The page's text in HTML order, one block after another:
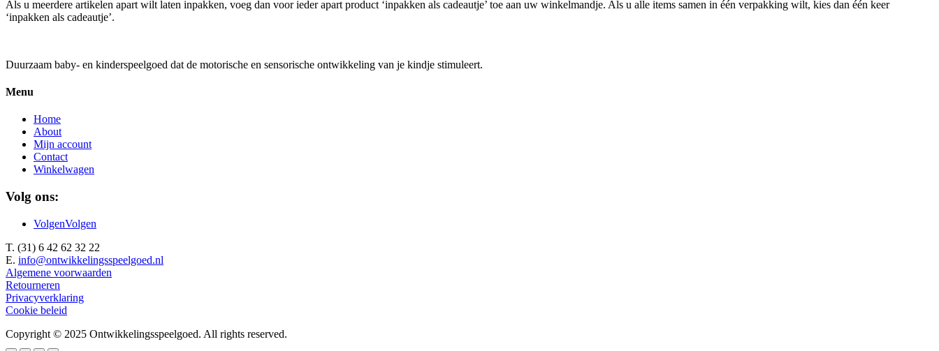
Als u meerdere artikelen apart wilt laten inpakken, voeg dan voor ieder apart product ‘inpakken als cadeautje’ toe aan uw winkelmandje. Als u alle items samen in één verpakking wilt, kies dan één keer
‘inpakken als cadeautje’.
Duurzaam baby- en kinderspeelgoed dat de motorische en sensorische ontwikkeling van je kindje stimuleert.
Menu
Home
About
Mijn account
Contact
Winkelwagen
Volg ons:
VolgenVolgen
T. (31) 6 42 62 32 22
E. info@ontwikkelingsspeelgoed.nl
Algemene voorwaarden
Retourneren
Privacyverklaring
Cookie beleid
Copyright © 2025 Ontwikkelingsspeelgoed. All rights reserved.